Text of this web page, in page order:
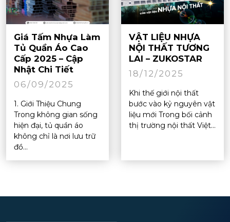
Giá Tấm Nhựa Làm
Tủ Quần Áo Cao
Cấp 2025 – Cập
Nhật Chi Tiết
06/09/2025
1. Giới Thiệu Chung
Trong không gian sống
hiện đại, tủ quần áo
không chỉ là nơi lưu trữ
đồ...
VẬT LIỆU NHỰA
NỘI THẤT TƯƠNG
LAI – ZUKOSTAR
18/12/2025
Khi thế giới nội thất
bước vào kỷ nguyên vật
liệu mới Trong bối cảnh
thị trường nội thất Việt...